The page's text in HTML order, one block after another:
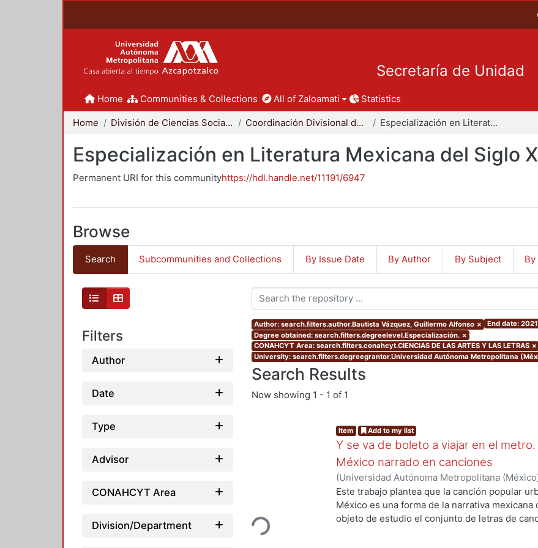
Secretaría de Unidad
Home Communities & Collections All of Zaloamati Statistics
Home División de Ciencias Sociales y Humanidades Coordinación Divisional de Posgrado Especialización en Literatura Mexicana del Siglo XX
Especialización en Literatura Mexicana del Siglo
Permanent URI for this communityhttps://hdl.handle.net/11191/6947
Browse
Search Subcommunities and Collections By Issue Date By Author By Subject
Filters
Author
Date
Type
Advisor
CONAHCYT Area
Division/Department
Author: search.filters.author.Bautista Vázquez, Guillermo Alfonso × End date: 2021
Degree obtained: search.filters.degreelevel.Especialización. ×
CONAHCYT Area: search.filters.conahcyt.CIENCIAS DE LAS ARTES Y LAS LETRAS ×
University: search.filters.degreegrantor.Universidad Autónoma Metropolitana
Search Results
Now showing 1 - 1 of 1
Loading...
Item Add to my list
Y se va de boleto a viajar en el
México narrado en canciones
(Universidad Autónoma Metropolitana
de Servicios de Información.,2021-11)
Este trabajo plantea que la canción popular
México es una forma de la narrativa
objeto de estudio el conjunto de letras de